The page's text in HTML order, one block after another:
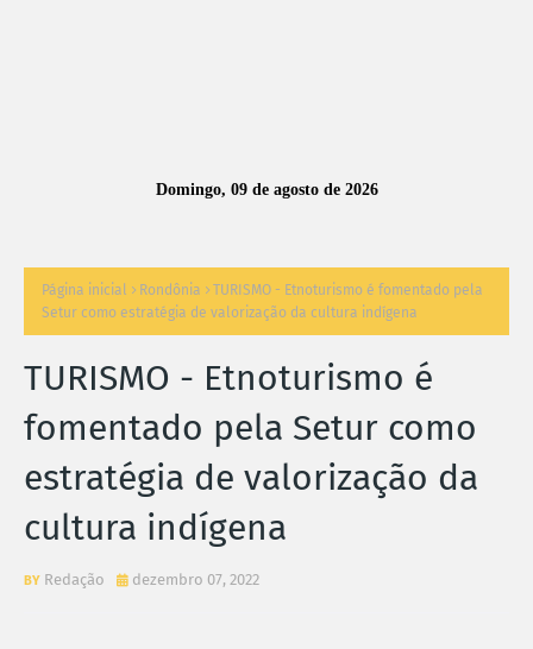
Domingo, 09 de agosto de 2026
Página inicial Rondônia
TURISMO - Etnoturismo é fomentado pela
Setur como estratégia de valorização da cultura indígena
TURISMO - Etnoturismo é
fomentado pela Setur como
estratégia de valorização da
cultura indígena
Redação dezembro 07, 2022